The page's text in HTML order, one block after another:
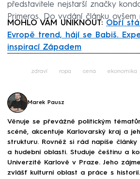
představitele nejstarší značky
Primeros. Do vydání článku ovšem
MOHLO VÁM UNIKNOUT: Obří
Evropě trend, hájí se Babiš.
inspirací Západem
zdraví ropa cena ekonomika
Marek Pausz
Věnuje se převážně politickým
scéně, akcentuje Karlovarský kraj a
strukturu. Rovněž si rád napíše články
a hudební oblasti. Studuje češtinu a
Univerzitě Karlově v Praze. Jeho
zvlášť kulturní oblast a práce s